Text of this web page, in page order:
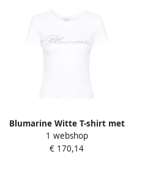
Blumarine Witte T-shirt met
Rhinestone Logo White
Dames
1 webshop
€ 170,14